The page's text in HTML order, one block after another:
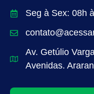
Seg à Sex: 08h
Av. Getúlio
Avenidas.